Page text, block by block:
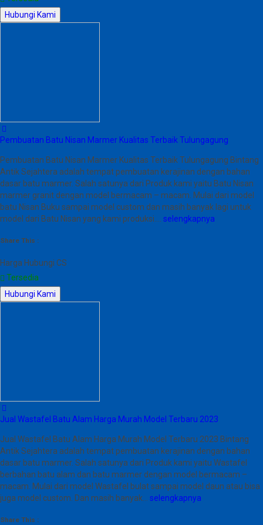
Hubungi Kami
Pembuatan Batu Nisan Marmer Kualitas Terbaik Tulungagung
Pembuatan Batu Nisan Marmer Kualitas Terbaik Tulungagung Bintang
Antik Sejahtera adalah tempat pembuatan kerajinan dengan bahan
dasar batu marmer. Salah satunya dari Produk kami yaitu Batu Nisan
marmer granit dengan model bermacam – macam. Mulai dari model
batu Nisan Buku sampai model custom dan masih banyak lagi untuk
model dari Batu Nisan yang kami produksi…. selengkapnya
Share This :
Harga Hubungi CS
Tersedia
Hubungi Kami
Jual Wastafel Batu Alam Harga Murah Model Terbaru 2023
Jual Wastafel Batu Alam Harga Murah Model Terbaru 2023 Bintang
Antik Sejahtera adalah tempat pembuatan kerajinan dengan bahan
dasar batu marmer. Salah satunya dari Produk kami yaitu Wastafel
berbahan batu alam dan batu marmer dengan model bermacam –
macam. Mulai dari model Wastafel bulat sampai model daun atau bisa
juga model custom. Dan masih banyak… selengkapnya
Share This :